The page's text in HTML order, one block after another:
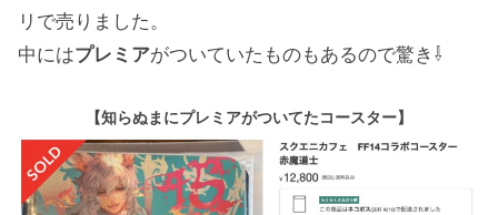
リで売りました。
中にはプレミアがついていたものもあるので驚き⇩
【知らぬまにプレミアがついてたコースター】